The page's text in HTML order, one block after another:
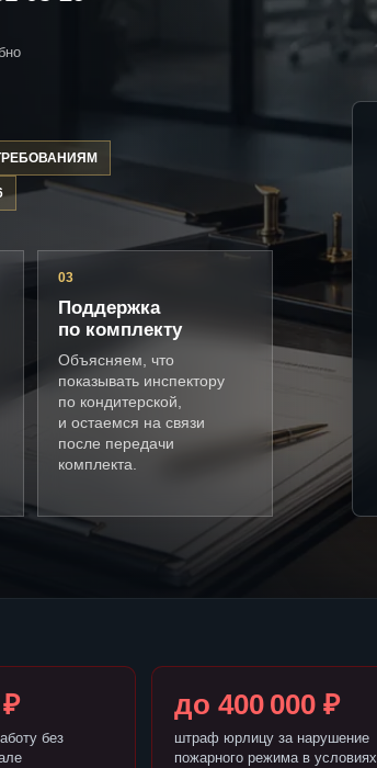
03
Поддержка
по комплекту
Объясняем, что
показывать инспектору
по кондитерской,
и остаемся на связи
после передачи
комплекта.
без
до 400 000 ₽
штраф юрлицу за нарушение
пожарного режима в условиях